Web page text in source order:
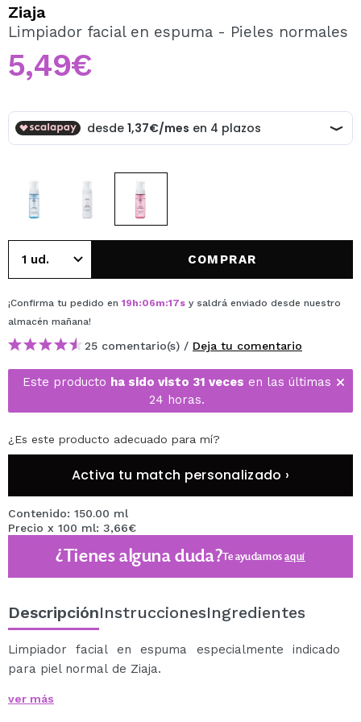
Al crear una cuenta en Maquillalia.com podrás realizar
tus compras rápidamente, revisar el estado de tus
pedidos y consultar tus operaciones anteriores.
CREAR CUENTA
Ziaja
Limpiador facial en espuma - Pieles normales
5,49€
COMPRAR
¡Confirma tu pedido en 19h:06m:17s y saldrá enviado desde nuestro
almacén mañana!
25 comentario(s) / Deja tu comentario
Este producto ha sido visto 31 veces en las últimas
24 horas.
¿Es este producto adecuado para mí?
Activa tu match personalizado ›
Contenido: 150.00 ml
Precio x 100 ml: 3,66€
¿Tienes alguna duda?Te ayudamosaquí
DescripciónInstruccionesIngredientes
Limpiador facial en espuma especialmente indicado
para piel normal de Ziaja.
hidratándola durante el lavado.
ver más